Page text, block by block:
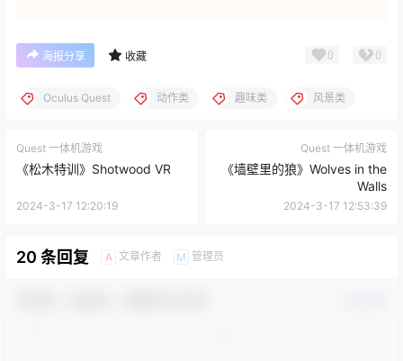
海报分享 收藏 0 0
Oculus Quest 动作类 趣味类 风景类
Quest 一体机游戏
《松木特训》Shotwood VR
2024-3-17 12:20:19
Quest 一体机游戏
《墙壁里的狼》Wolves in the
Walls
2024-3-17 12:53:39
20 条回复 A 文章作者 M 管理员